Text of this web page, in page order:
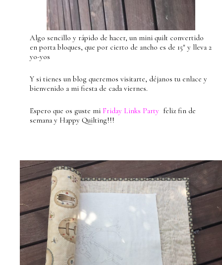
Algo sencillo y rápido de hacer, un mini quilt convertido
en porta bloques, que por cierto de ancho es de 15″ y lleva 2
yo-yos
Y si tienes un blog queremos visitarte, déjanos tu enlace y
bienvenido a mi fiesta de cada viernes.
Espero que os guste mi Friday Links Party feliz fin de
semana y Happy Quilting!!!